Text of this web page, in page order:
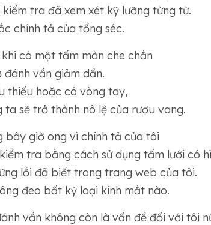
kiểm tra đã xem xét kỹ lưỡng từng từ.
chính tả của tổng séc.
có một tấm màn che chắn
đánh vần giảm dần.
thiếu hoặc có vòng tay,
ta sẽ trở thành nô lệ của rượu vang.
bây giờ ong vì chính tả của tôi
tra bằng cách sử dụng tấm lưới có
lỗi đã biết trong trang web của tôi.
đeo bất kỳ loại kính mắt nào.
vần không còn là vấn đề đối với tôi